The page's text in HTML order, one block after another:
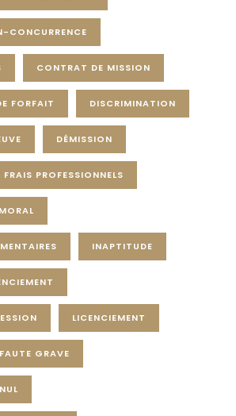
CONCURRENCE
CONTRAT DE MISSION
FORFAIT DISCRIMINATION
DÉMISSION
FRAIS PROFESSIONNELS
INAPTITUDE
LICENCIEMENT
GRAVE